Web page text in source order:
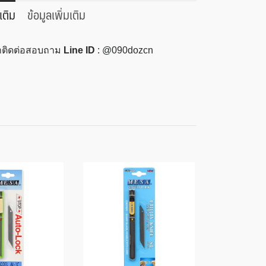
ติม ข้อมูลเพิ่มเติม
ติดต่อสอบถาม Line ID : @090dozcn